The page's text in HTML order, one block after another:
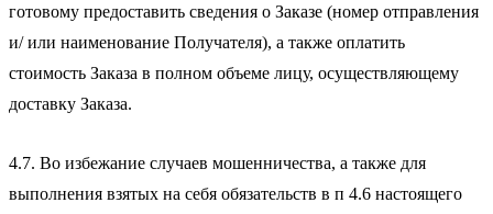
готовому предоставить сведения о Заказе (номер отправления
и/ или наименование Получателя), а также оплатить
стоимость Заказа в полном объеме лицу, осуществляющему
доставку Заказа.
4.7. Во избежание случаев мошенничества, а также для
выполнения взятых на себя обязательств в п 4.6 настоящего